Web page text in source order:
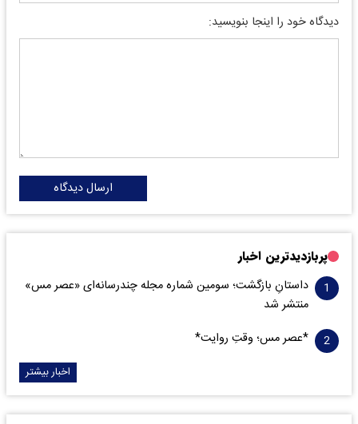
دیدگاه خود را اینجا بنویسید:
ارسال دیدگاه
پربازدیدترین اخبار
داستانِ بازگشت؛ سومین شماره مجله چندرسانه‌ای «عصر مس»
منتشر شد
*عصر مس؛ وقتِ روایت*
اخبار بیشتر